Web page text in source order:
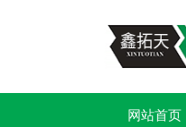
网站首页